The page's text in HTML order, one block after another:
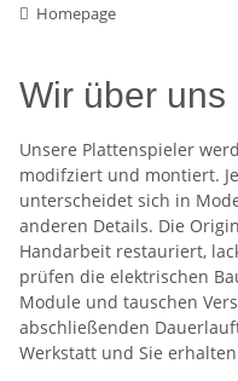
Homepage
Wir über uns
Unsere Plattenspieler
modifziert und montiert.
unterscheidet sich in
anderen Details. Die
Handarbeit restauriert,
prüfen die elektrischen
Module und tauschen
abschließenden
Werkstatt und Sie